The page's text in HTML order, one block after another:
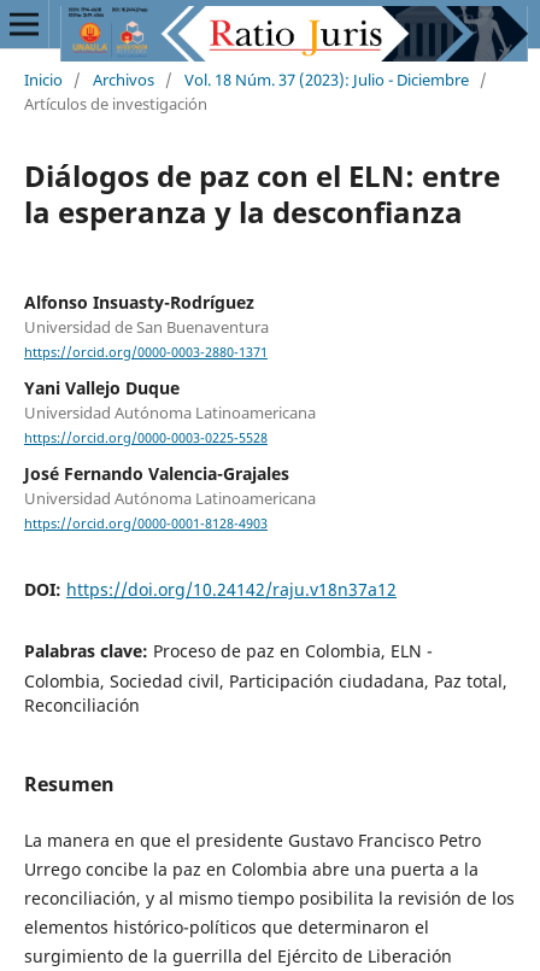
Inicio / Archivos / Vol. 18 Núm. 37 (2023): Julio - Diciembre /
Artículos de investigación
Diálogos de paz con el ELN: entre
la esperanza y la desconfianza
Alfonso Insuasty-Rodríguez
Universidad de San Buenaventura
https://orcid.org/0000-0003-2880-1371
Yani Vallejo Duque
Universidad Autónoma Latinoamericana
https://orcid.org/0000-0003-0225-5528
José Fernando Valencia-Grajales
Universidad Autónoma Latinoamericana
https://orcid.org/0000-0001-8128-4903
DOI: https://doi.org/10.24142/raju.v18n37a12
Palabras clave: Proceso de paz en Colombia, ELN -
Colombia, Sociedad civil, Participación ciudadana, Paz total,
Reconciliación
Resumen
La manera en que el presidente Gustavo Francisco Petro
Urrego concibe la paz en Colombia abre una puerta a la
reconciliación, y al mismo tiempo posibilita la revisión de los
elementos histórico-políticos que determinaron el
surgimiento de la guerrilla del Ejército de Liberación